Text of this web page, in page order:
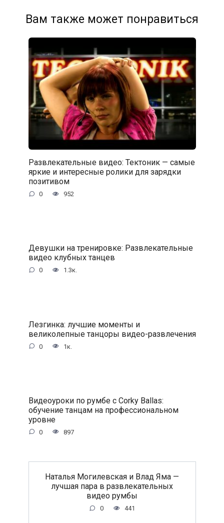
Вам также может понравиться
Развлекательные видео: Тектоник — самые
яркие и интересные ролики для зарядки
позитивом
0 952
Девушки на тренировке: Развлекательные
видео клубных танцев
0 1.3к.
Лезгинка: лучшие моменты и
великолепные танцоры видео-развлечения
0 1к.
Видеоуроки по румбе с Corky Ballas:
обучение танцам на профессиональном
уровне
0 897
Наталья Могилевская и Влад Яма —
лучшая пара в развлекательных
видео румбы
0 441